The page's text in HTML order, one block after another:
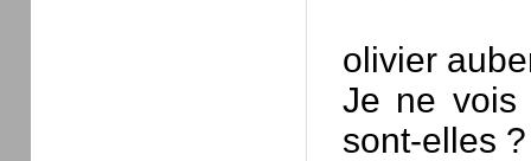
olivier
Je ne vois
sont-elles ?